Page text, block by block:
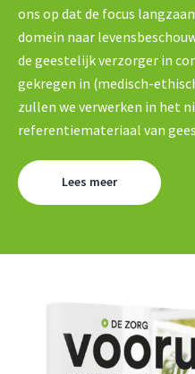
ons op dat de focus
domein naar
de geestelijk verzorger in
gekregen in (medisch-
zullen we verwerken in het
referentiemateriaal van
Lees meer